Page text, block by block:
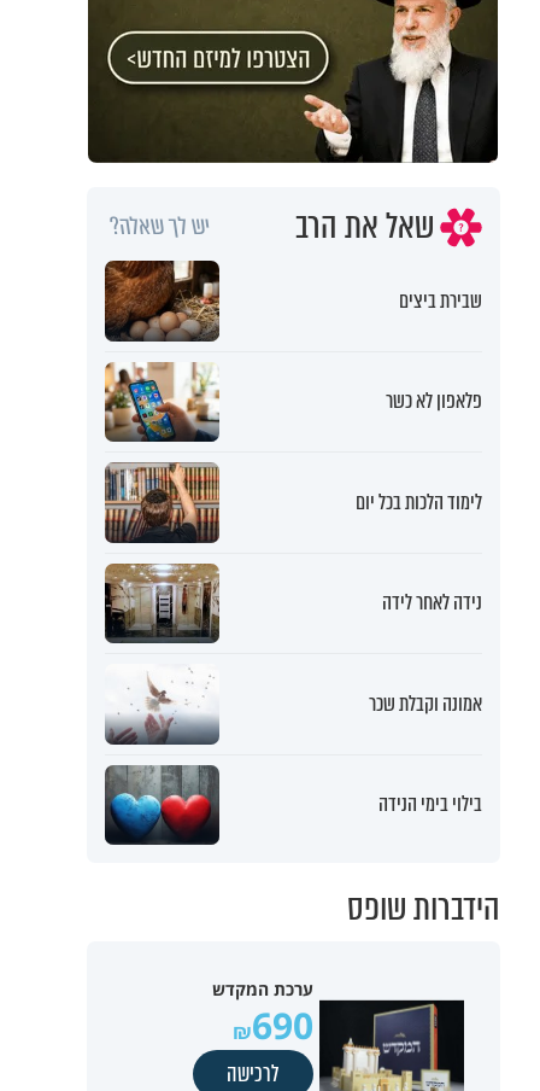
שאל את הרב יש לך שאלה?
שבירת ביצים
פלאפון לא כשר
לימוד הלכות בכל יום
נידה לאחר לידה
אמונה וקבלת שכר
בילוי בימי הנידה
הידברות שופס
ערכת המקדש
690
לרכישה